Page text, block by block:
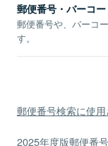
郵便番号・バーコ
郵便番号や、バーコ
す。
郵便番号検索に使
2025年度版郵便番